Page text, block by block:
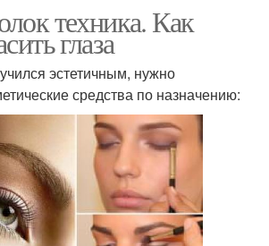
техника. Как
глаза
эстетичным, нужно
средства по назначению: